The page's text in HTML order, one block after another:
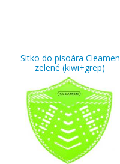
Sitko do pisoára Cleamen
zelené (kiwi+grep)